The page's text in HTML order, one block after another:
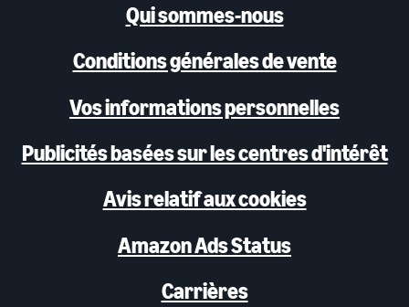
Qui sommes-nous
Conditions générales de vente
Vos informations personnelles
Publicités basées sur les centres d'intérêt
Avis relatif aux cookies
Amazon Ads Status
Carrières